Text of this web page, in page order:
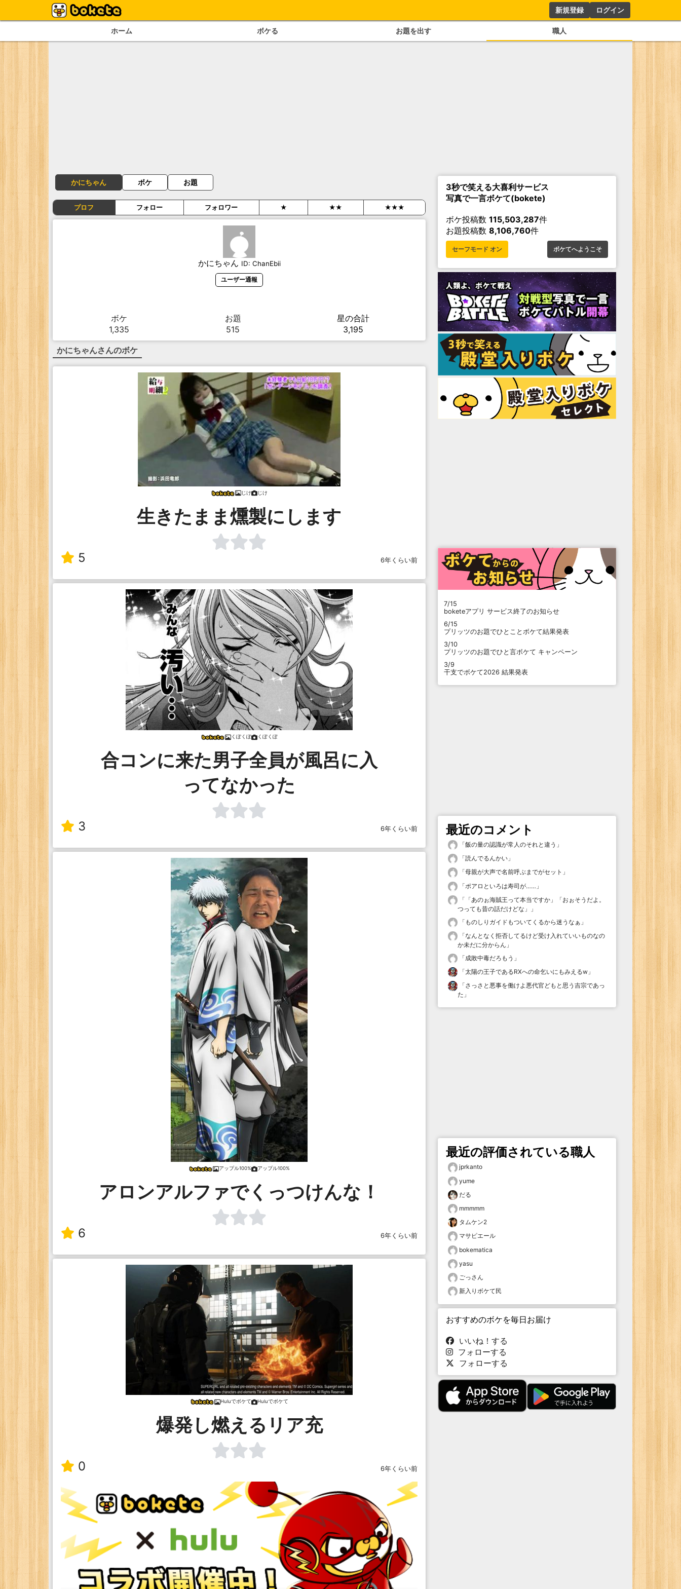
新規登録 ログイン
ホーム ボケる お題を出す 職人
かにちゃん ボケ お題
プロフ フォロー フォロワー ★ ★★ ★★★
かにちゃん ID: ChanEbii
ユーザー通報
ボケ
1,335
お題
515
星の合計
3,195
かにちゃんさんのボケ
じけ じけ
生きたまま燻製にします
5 6年くらい前
くぽくぽ くぽくぽ
合コンに来た男子全員が風呂に入
ってなかった
3 6年くらい前
アップル100% アップル100%
アロンアルファでくっつけんな！
6 6年くらい前
Huluでボケて Huluでボケて
爆発し燃えるリア充
0 6年くらい前
3秒で笑える大喜利サービス
写真で一言ボケて(bokete)
ボケ投稿数 115,503,287件
お題投稿数 8,106,760件
セーフモード オン ボケてへようこそ
7/15
boketeアプリ サービス終了のお知らせ
6/15
プリッツのお題でひとことボケて結果発表
3/10
プリッツのお題でひと言ボケて キャンペーン
3/9
干支でボケて2026 結果発表
最近のコメント
「飯の量の認識が常人のそれと違う 」
「読んでるんかい 」
「母親が大声で名前呼ぶまでがセット 」
「ポアロといろは寿司が…… 」
「 「あのぉ海賊王って本当ですか」「おぉそうだよ。
つっても昔の話だけどな」
」
「 ものしりガイドもついてくるから迷うなぁ 」
「なんとなく拒否してるけど受け入れていいものなの
か未だに分からん 」
「成敗中毒だろもう 」
「太陽の王子であるRXへの命乞いにもみえるw 」
「さっさと悪事を働けよ悪代官どもと思う吉宗であっ
た 」
最近の評価されている職人
jprkanto
yume
だる
mmmmm
タムケン2
マサピエール
bokematica
yasu
ごっさん
新入りボケて民
おすすめのボケを毎日お届け
いいね！する
フォローする
フォローする